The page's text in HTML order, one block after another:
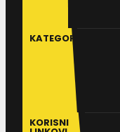
KATEGORIJE
KORISNI